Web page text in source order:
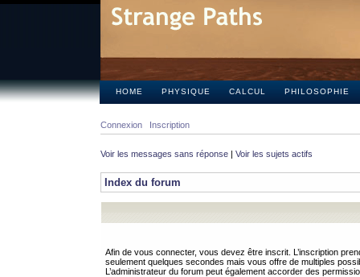
HOME PHYSIQUE CALCUL PHILOSOPHIE
Connexion Inscription
Voir les messages sans réponse | Voir les sujets actifs
Index du forum
Afin de vous connecter, vous devez être inscrit. L’inscription
seulement quelques secondes mais vous offre de multiples
L’administrateur du forum peut également accorder des